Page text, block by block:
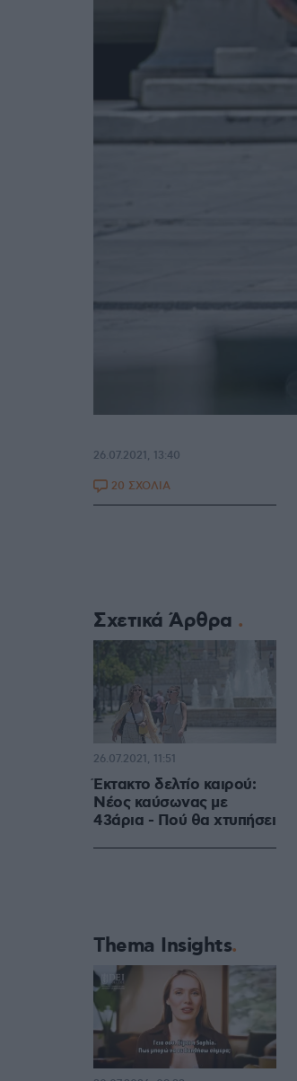
26.07.2021, 13:40
20 ΣΧΟΛΙΑ
Σχετικά Άρθρα
Έκτακτο δελτίο καιρού:
Νέος καύσωνας με
43άρια - Πού θα χτυπήσει
26.07.2021, 11:51
Thema Insights